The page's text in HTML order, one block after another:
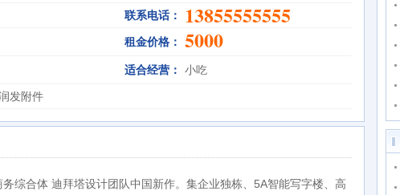
联系电话： 13855555555
租金价格： 5000
适合经营： 小吃
发附件
综合体 迪拜塔设计团队中国新作。集企业独栋、5A智能写字楼、高